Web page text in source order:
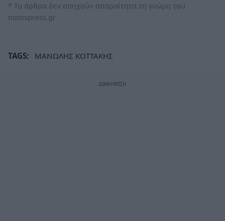
* Τα άρθρα δεν απηχούν απαραίτητα τη γνώμη του
notospress.gr
TAGS: ΜΑΝΩΛΗΣ ΚΟΤΤΑΚΗΣ